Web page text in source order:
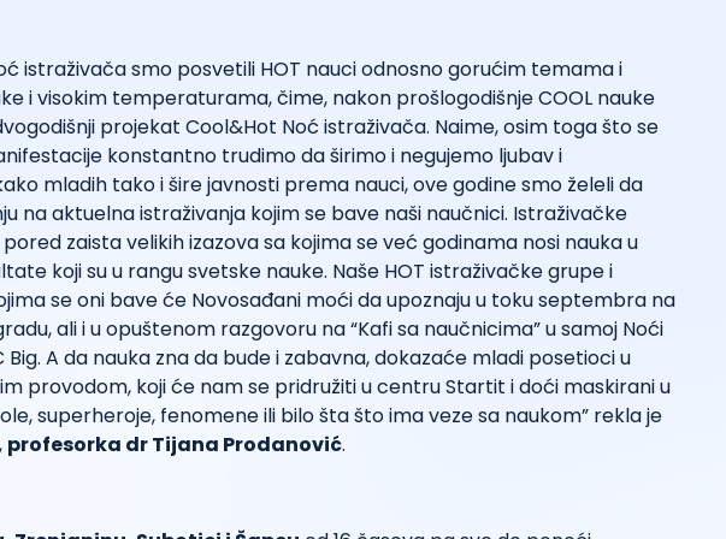
istraživača smo posvetili HOT nauci odnosno gorućim temama i
i visokim temperaturama, čime, nakon prošlogodišnje COOL nauke
projekat Cool&Hot Noć istraživača. Naime, osim toga što se
konstantno trudimo da širimo i negujemo ljubav i
mladih tako i šire javnosti prema nauci, ove godine smo želeli da
na aktuelna istraživanja kojim se bave naši naučnici. Istraživačke
pored zaista velikih izazova sa kojima se već godinama nosi nauka u
koji su u rangu svetske nauke. Naše HOT istraživačke grupe i
se oni bave će Novosađani moći da upoznaju u toku septembra na
ali i u opuštenom razgovoru na “Kafi sa naučnicima” u samoj Noći
Big. A da nauka zna da bude i zabavna, dokazaće mladi posetioci u
provodom, koji će nam se pridružiti u centru Startit i doći maskirani u
superheroje, fenomene ili bilo šta što ima veze sa naukom” rekla je
profesorka dr Tijana Prodanović.